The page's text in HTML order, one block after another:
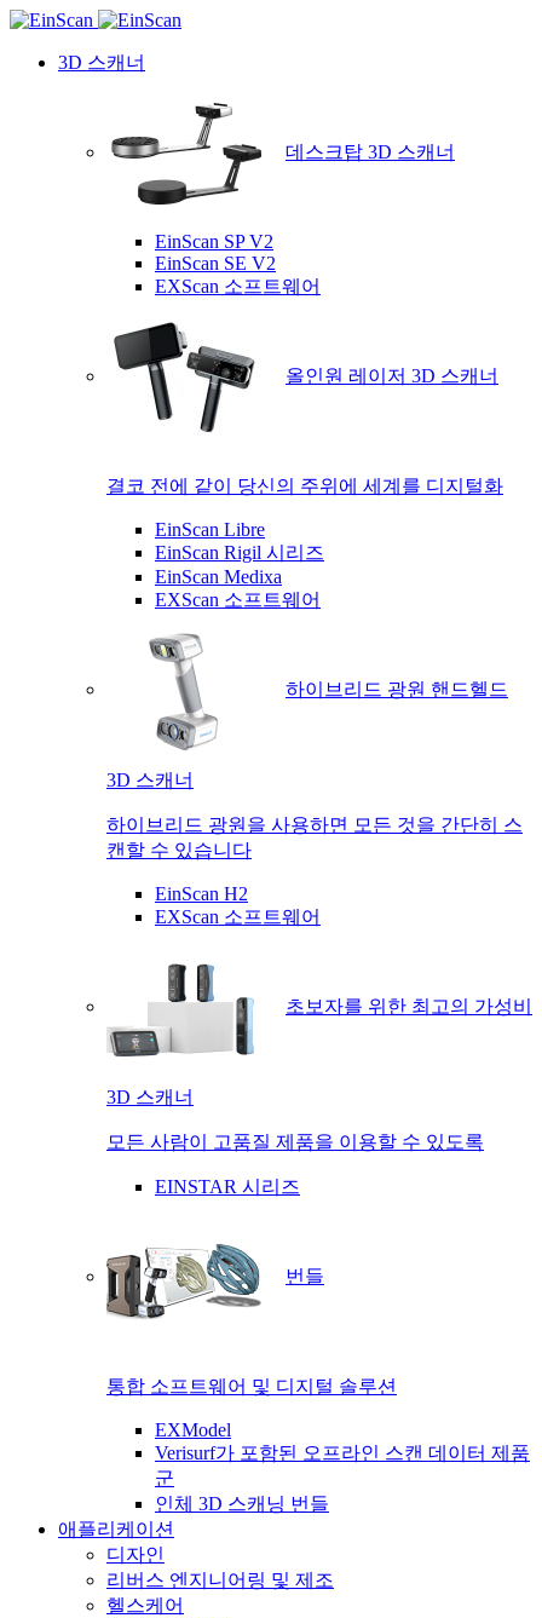
3D 스캐너
데스크탑 3D 스캐너
EinScan SP V2
EinScan SE V2
EXScan 소프트웨어
올인원 레이저 3D 스캐너
결코 전에 같이 당신의 주위에 세계를 디지털화
EinScan Libre
EinScan Rigil 시리즈
EinScan Medixa
EXScan 소프트웨어
하이브리드 광원 핸드헬드
3D 스캐너
하이브리드 광원을 사용하면 모든 것을 간단히 스
캔할 수 있습니다
EinScan H2
EXScan 소프트웨어
초보자를 위한 최고의 가성비
3D 스캐너
모든 사람이 고품질 제품을 이용할 수 있도록
EINSTAR 시리즈
번들
통합 소프트웨어 및 디지털 솔루션
EXModel
Verisurf가 포함된 오프라인 스캔 데이터 제품
군
인체 3D 스캐닝 번들
애플리케이션
디자인
리버스 엔지니어링 및 제조
헬스케어